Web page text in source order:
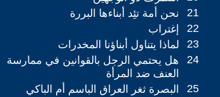
نحن أمة تئِد أبناءها البررة
21
إغتراب
22
لماذا يتناول أبناؤنا المخدرات
23
هل يحتمي الرجل بالقوانين في ممارسة
العنف ضد المرأة
24
البصرة ثغر العراق الباسم أم الباكي
25